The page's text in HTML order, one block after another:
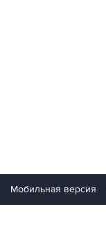
Мобильная версия